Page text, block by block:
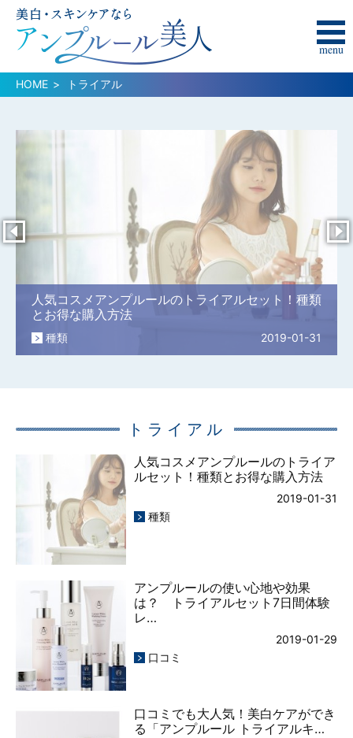
menu
HOME トライアル
人気コスメアンプルールのトライアルセット！種類
とお得な購入方法
2019-01-31
種類
トライアル
人気コスメアンプルールのトライア
ルセット！種類とお得な購入方法
2019-01-31
種類
アンプルールの使い心地や効果
は？ トライアルセット7日間体験
レ…
2019-01-29
口コミ
口コミでも大人気！美白ケアができ
る「アンプルール トライアルキ…